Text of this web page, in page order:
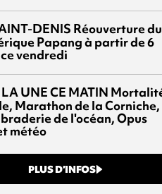
DENIS Réouverture du
Papang à partir de 6
vendredi
UNE CE MATIN
Marathon de la Corniche,
de l'océan, Opus
météo
PLUS D’INFOS